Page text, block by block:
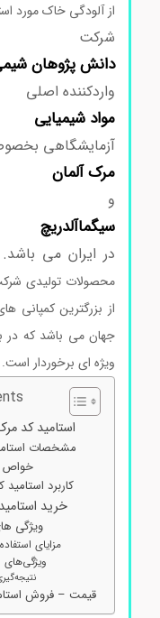
از آلودگی خاک مورد
شرکت
دانش پژوهان شیمی
واردکننده اصلی
موادشیمیایی
آزمایشگاهی بخصوص
مرکآلمان
سیگماآلدریچ
در ایران می باشد.
محصولات تولیدی
از بزرگترین کمپانی
جهان می باشد که در
ویژه ای برخوردار است.
استامید کد مرک 822343 چیست؟
مشخصات استامید مرک
خواص
کاربرد استامید کد مرک
خرید استامید کد
ویژگی های
مزایای استفاده از
ویژگی‌های
نتیجه‌گیری
قیمت – فروش استامید کد